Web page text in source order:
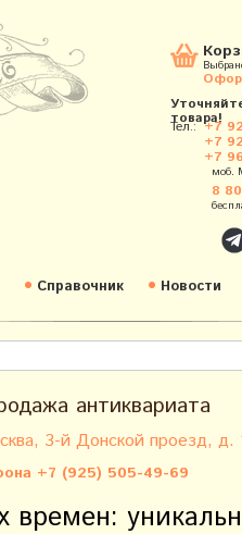
товара!
Тел.: +7
+7
+7
моб.
8
Справочник Новости
антиквариата
3-й Донской проезд, д.
+7 (925) 505-49-69
времен: